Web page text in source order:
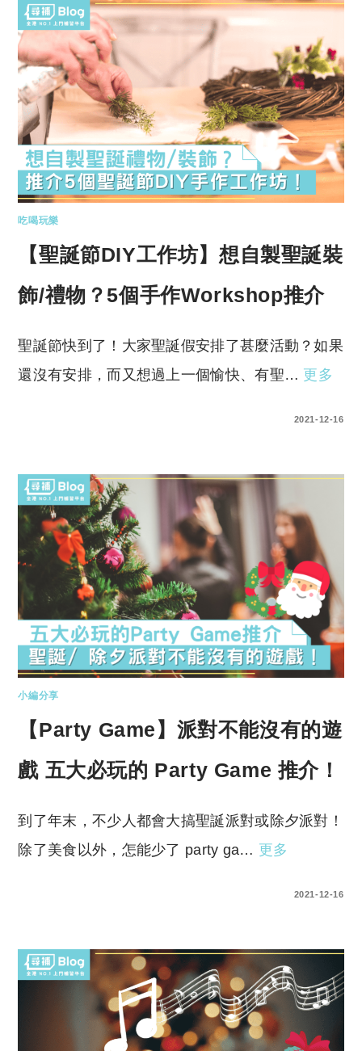
吃喝玩樂
【聖誕節DIY工作坊】想自製聖誕裝
飾/禮物？5個手作Workshop推介
聖誕節快到了！大家聖誕假安排了甚麼活動？如果
還沒有安排，而又想過上一個愉快、有聖… 更多
2021-12-16
小編分享
【Party Game】派對不能沒有的遊
戲 五大必玩的 Party Game 推介！
到了年末，不少人都會大搞聖誕派對或除夕派對！
除了美食以外，怎能少了 party ga… 更多
2021-12-16